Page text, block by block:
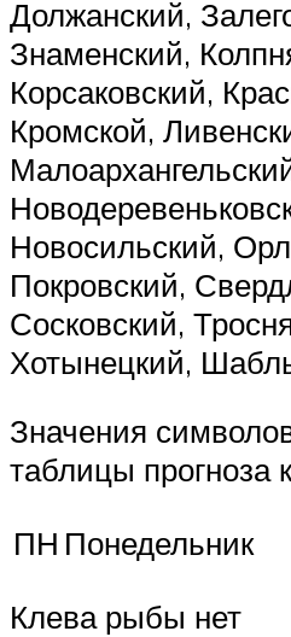
Должанский,
Знаменский,
Корсаковский,
Кромской,
Новосильский,
Покровский,
Сосковский,
Хотынецкий,
Значения
таблицы прогноза
ПН Понедельник
Клева рыбы нет